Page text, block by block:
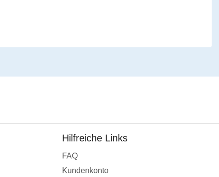
Hilfreiche Links
FAQ
Kundenkonto